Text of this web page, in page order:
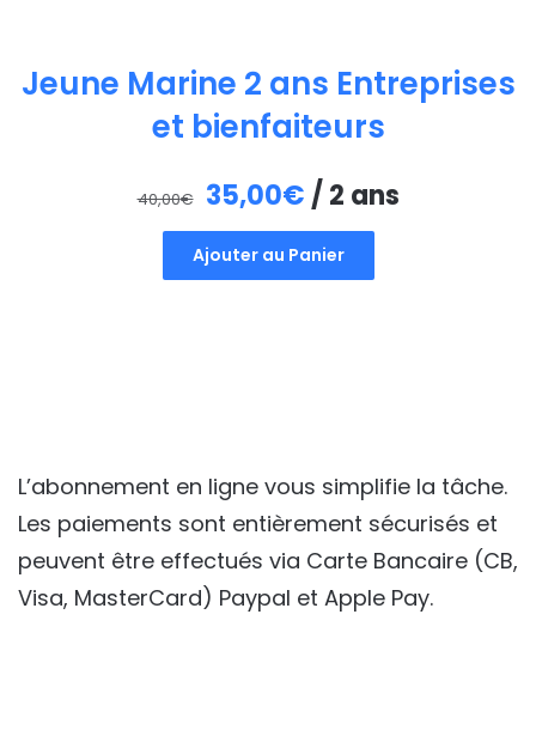
Jeune Marine 2 ans Entreprises
et bienfaiteurs
40,00€
Le
prix
initial
35,00€Le
prix
actuel
/ 2 ans
Ajouter au Panier
L’abonnement en ligne vous simplifie la tâche.
Les paiements sont entièrement sécurisés et
peuvent être effectués via Carte Bancaire (CB,
Visa, MasterCard) Paypal et Apple Pay.